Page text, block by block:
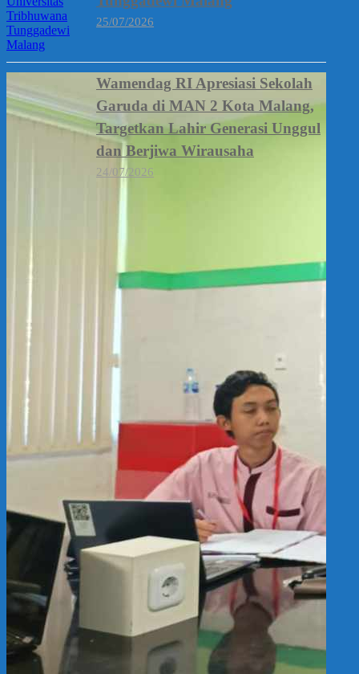
25/07/2026
Wamendag RI Apresiasi Sekolah
Garuda di MAN 2 Kota Malang,
Targetkan Lahir Generasi Unggul
dan Berjiwa Wirausaha
24/07/2026